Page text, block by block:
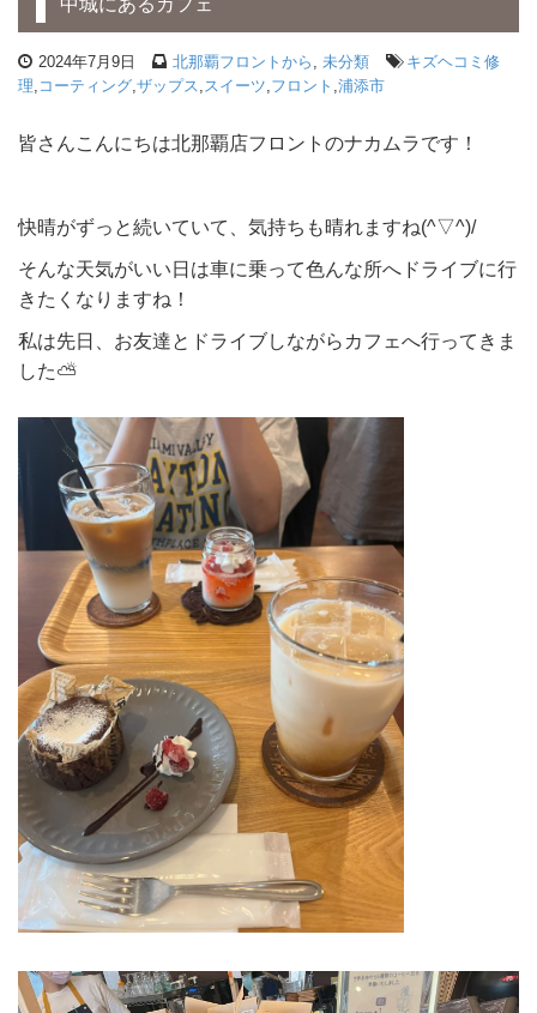
中城にあるカフェ
2024年7月9日 北那覇フロントから , 未分類
キズヘコミ修
理, コーティング,ザップス,スイーツ,フロント ,浦添市
皆さんこんにちは北那覇店フロントのナカムラです！
快晴がずっと続いていて、気持ちも晴れますね(^▽^)/
そんな天気がいい日は車に乗って色んな所へドライブに行
きたくなりますね！
私は先日、お友達とドライブしながらカフェへ行ってきま
した⛅